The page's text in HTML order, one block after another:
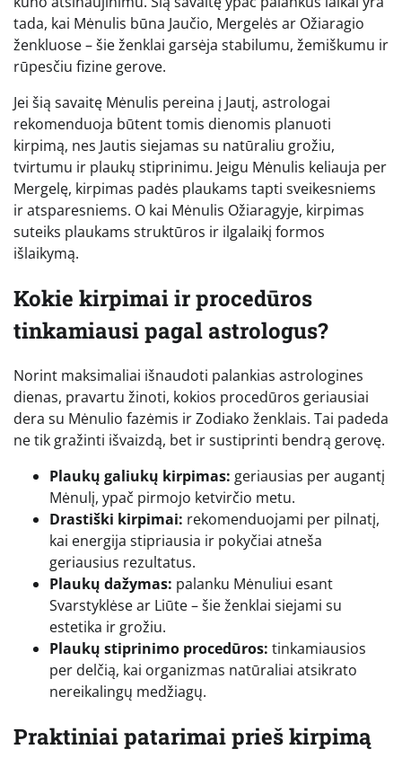
tada, kai Mėnulis būna Jaučio, Mergelės ar Ožiaragio
ženkluose – šie ženklai garsėja stabilumu, žemiškumu ir
rūpesčiu fizine gerove.
Jei šią savaitę Mėnulis pereina į Jautį, astrologai
rekomenduoja būtent tomis dienomis planuoti
kirpimą, nes Jautis siejamas su natūraliu grožiu,
tvirtumu ir plaukų stiprinimu. Jeigu Mėnulis keliauja per
Mergelę, kirpimas padės plaukams tapti sveikesniems
ir atsparesniems. O kai Mėnulis Ožiaragyje, kirpimas
suteiks plaukams struktūros ir ilgalaikį formos
išlaikymą.
Kokie kirpimai ir procedūros
tinkamiausi pagal astrologus?
Norint maksimaliai išnaudoti palankias astrologines
dienas, pravartu žinoti, kokios procedūros geriausiai
dera su Mėnulio fazėmis ir Zodiako ženklais. Tai padeda
ne tik gražinti išvaizdą, bet ir sustiprinti bendrą gerovę.
Plaukų galiukų kirpimas: geriausias per augantį
Mėnulį, ypač pirmojo ketvirčio metu.
Drastiški kirpimai: rekomenduojami per pilnatį,
kai energija stipriausia ir pokyčiai atneša
geriausius rezultatus.
Plaukų dažymas: palanku Mėnuliui esant
Svarstyklėse ar Liūte – šie ženklai siejami su
estetika ir grožiu.
Plaukų stiprinimo procedūros: tinkamiausios
per delčią, kai organizmas natūraliai atsikrato
nereikalingų medžiagų.
Praktiniai patarimai prieš kirpimą